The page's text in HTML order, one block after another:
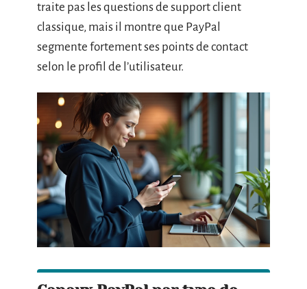
traite pas les questions de support client
classique, mais il montre que PayPal
segmente fortement ses points de contact
selon le profil de l’utilisateur.